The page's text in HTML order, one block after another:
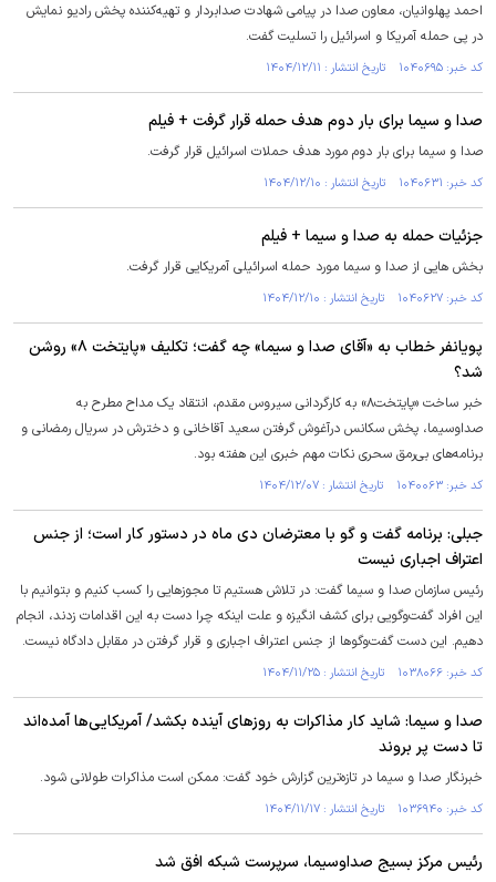
احمد پهلوانیان، معاون صدا در پیامی شهادت صدابردار و تهیه‌کننده پخش رادیو نمایش
در پی حمله آمریکا و اسرائیل را تسلیت گفت.
کد خبر: ۱۰۴۰۶۹۵ تاریخ انتشار : ۱۴۰۴/۱۲/۱۱
صدا و سیما برای بار دوم هدف حمله قرار گرفت + فیلم
صدا و سیما برای بار دوم مورد هدف حملات اسرائیل قرار گرفت.
کد خبر: ۱۰۴۰۶۳۱ تاریخ انتشار : ۱۴۰۴/۱۲/۱۰
جزئیات حمله به صدا و سیما + فیلم
بخش هایی از صدا و سیما مورد حمله اسرائیلی آمریکایی قرار گرفت.
کد خبر: ۱۰۴۰۶۲۷ تاریخ انتشار : ۱۴۰۴/۱۲/۱۰
پویانفر خطاب به «آقای صدا و سیما» چه گفت؛ تکلیف «پایتخت ۸» روشن
شد؟
خبر ساخت «پایتخت۸» به کارگردانی سیروس مقدم، انتقاد یک مداح مطرح به
صداوسیما، پخش سکانس درآغوش گرفتن سعید آقاخانی و دخترش در سریال رمضانی و
برنامه‌های بی‌رمق سحری نکات مهم خبری این هفته بود.
کد خبر: ۱۰۴۰۰۶۳ تاریخ انتشار : ۱۴۰۴/۱۲/۰۷
جبلی: برنامه گفت و گو با معترضان دی ماه در دستور کار است؛ از جنس
اعتراف اجباری نیست
رئیس سازمان صدا و سیما گفت: در تلاش هستیم تا مجوز‌هایی را کسب کنیم و بتوانیم با
این افراد گفت‌وگویی برای کشف انگیزه و علت اینکه چرا دست به این اقدامات زدند، انجام
دهیم. این دست گفت‌و‌گو‌ها از جنس اعتراف اجباری و قرار گرفتن در مقابل دادگاه نیست.
کد خبر: ۱۰۳۸۰۶۶ تاریخ انتشار : ۱۴۰۴/۱۱/۲۵
صدا و سیما: شاید کار مذاکرات به روز‌های آینده بکشد/ آمریکایی‌ها آمده‌اند
تا دست پر بروند
خبرنگار صدا و سیما در تازه‌ترین گزارش خود گفت: ممکن است مذاکرات طولانی شود.
کد خبر: ۱۰۳۶۹۴۰ تاریخ انتشار : ۱۴۰۴/۱۱/۱۷
رئیس مرکز بسیج صداوسیما، سرپرست شبکه افق شد